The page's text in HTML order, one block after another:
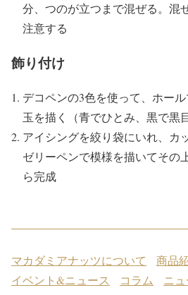
分、つのが立つまで混ぜる。混
注意する
飾り付け
デコペンの3色を使って、ホー
玉を描く（青でひとみ、黒で黒
アイシングを絞り袋にいれ、カ
ゼリーペンで模様を描いてその
ら完成
マカダミアナッツについて 商品
イベント&ニュース
コラム
ニ